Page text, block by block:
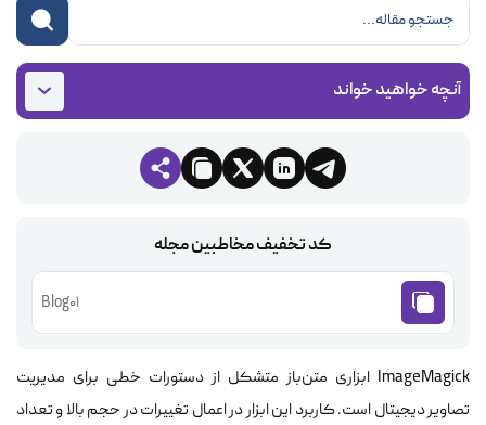
آنچه خواهید خواند
کد تخفیف مخاطبین مجله
Blog01
ImageMagick ابزاری متن‌باز متشکل از دستورات خطی برای مدیریت
تصاویر دیجیتال است. کاربرد این ابزار در اعمال تغییرات در حجم بالا و تعداد